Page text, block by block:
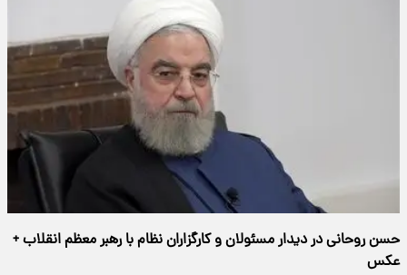
حسن روحانی در دیدار مسئولان و کارگزاران نظام با رهبر معظم انقلاب +
عکس